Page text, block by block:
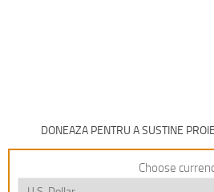
DONEAZA PENTRU A SUSTINE
Choose